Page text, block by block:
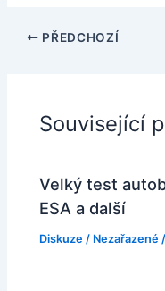
PŘEDCHOZÍ
Související
Velký test
ESA a další
Diskuze / Nezařazené